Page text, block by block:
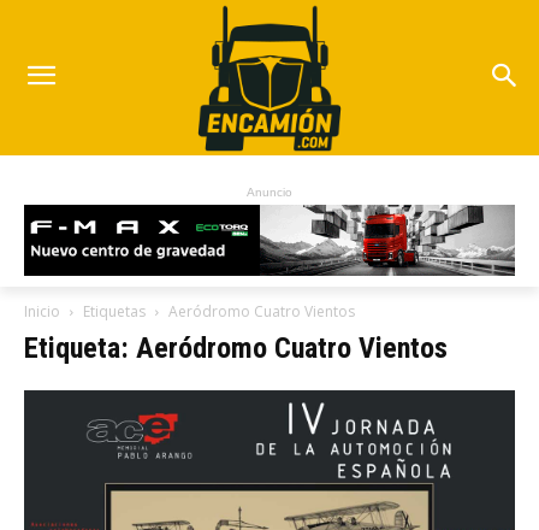
Anuncio
Inicio Etiquetas Aeródromo Cuatro Vientos
Etiqueta: Aeródromo Cuatro Vientos